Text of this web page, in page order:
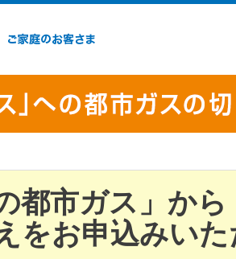
都市ガス」か
をお申込みい